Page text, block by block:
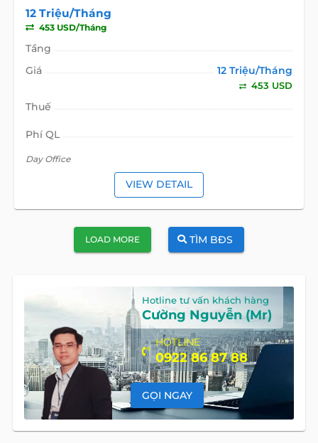
12 Triệu/Tháng
453 USD/Tháng
Tầng
Giá
12 Triệu/Tháng
453 USD
Thuế
Phí QL
Day Office
VIEW DETAIL
LOAD MORE TÌM BĐS
Hotline tư vấn khách hàng
Cường Nguyễn (Mr)
HOTLINE
0922 86 87 88
GỌI NGAY